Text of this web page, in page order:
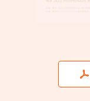
・ フロアマップ